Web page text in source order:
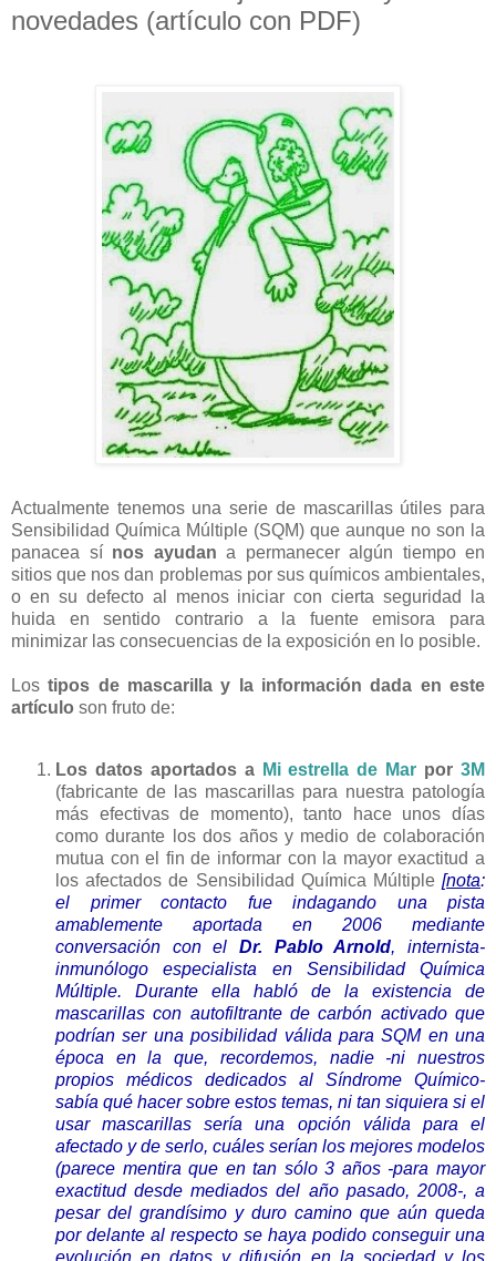
novedades (artículo con PDF)
Actualmente tenemos una serie de mascarillas útiles para
Sensibilidad Química Múltiple (SQM) que aunque no son la
panacea sí nos ayudan a permanecer algún tiempo en
sitios que nos dan problemas por sus químicos ambientales,
o en su defecto al menos iniciar con cierta seguridad la
huida en sentido contrario a la fuente emisora para
minimizar las consecuencias de la exposición en lo posible.
Lostipos de mascarilla y la información dada en este
artículo son fruto de:
Los datos aportados a Mi estrella de Mar por3M
(fabricante de las mascarillas para nuestra patología
más efectivas de momento), tanto hace unos días
como durante los dos años y medio de colaboración
mutua con el fin de informar con la mayor exactitud a
los afectados de Sensibilidad Química Múltiple [nota:
el primer contacto fue indagando una pista
amablemente aportada en 2006 mediante
conversación con el Dr. Pablo Arnold, internista-
inmunólogo especialista en Sensibilidad Química
Múltiple. Durante ella habló de la existencia de
mascarillas con autofiltrante de carbón activado que
podrían ser una posibilidad válida para SQM en una
época en la que, recordemos, nadie -ni nuestros
propios médicos dedicados al Síndrome Químico-
sabía qué hacer sobre estos temas, ni tan siquiera si el
usar mascarillas sería una opción válida para el
afectado y de serlo, cuáles serían los mejores modelos
(parece mentira que en tan sólo 3 años -para mayor
exactitud desde mediados del año pasado, 2008-, a
pesar del grandísimo y duro camino que aún queda
por delante al respecto se haya podido conseguir una
evolución en datos y difusión en la sociedad y los